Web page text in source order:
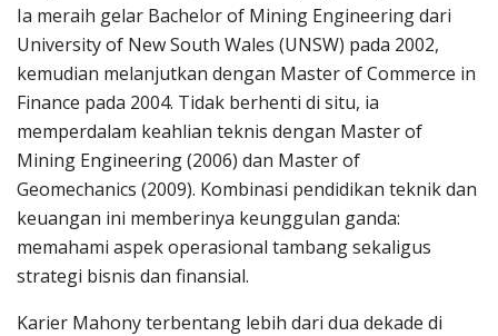
Ia meraih gelar Bachelor of Mining Engineering dari
University of New South Wales (UNSW) pada 2002,
kemudian melanjutkan dengan Master of Commerce in
Finance pada 2004. Tidak berhenti di situ, ia
memperdalam keahlian teknis dengan Master of
Mining Engineering (2006) dan Master of
Geomechanics (2009). Kombinasi pendidikan teknik dan
keuangan ini memberinya keunggulan ganda:
memahami aspek operasional tambang sekaligus
strategi bisnis dan finansial.
Karier Mahony terbentang lebih dari dua dekade di